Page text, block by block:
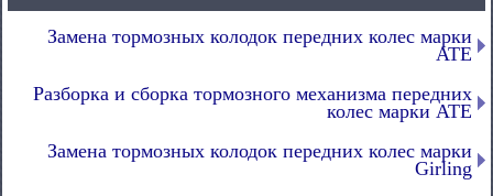
Замена тормозных колодок передних колес марки
АТЕ
Разборка и сборка тормозного механизма передних
колес марки АТЕ
Замена тормозных колодок передних колес марки
Girling